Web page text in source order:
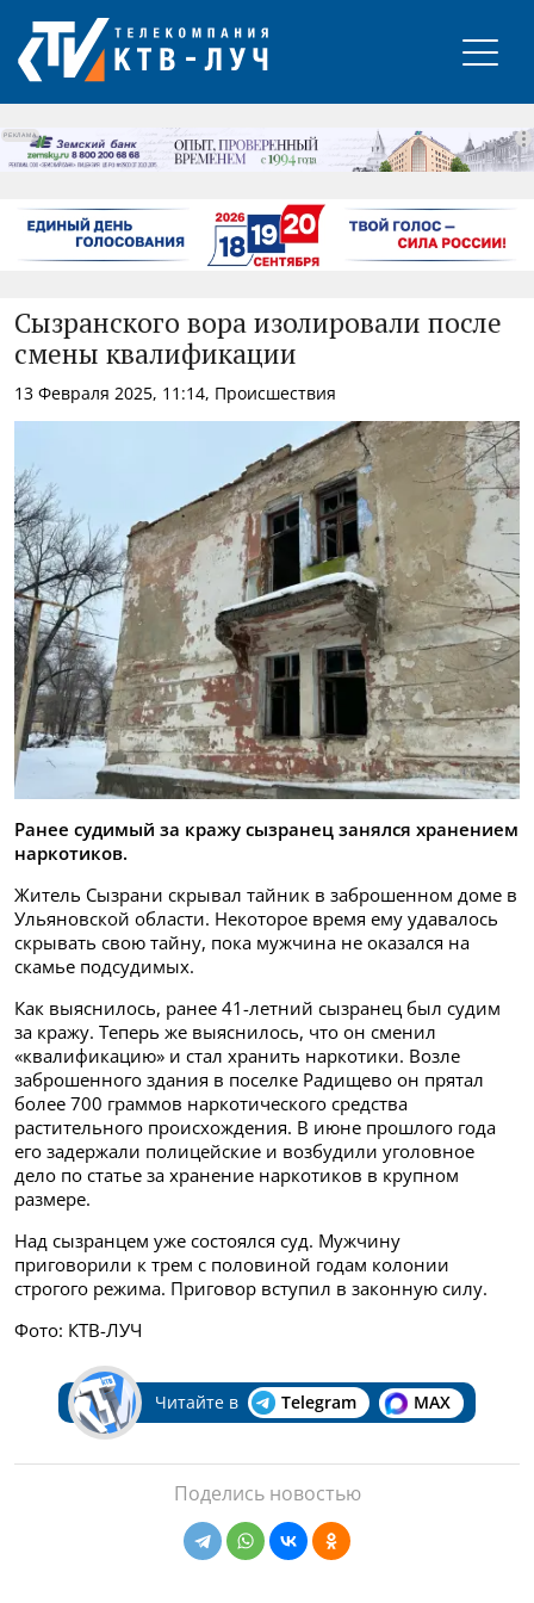
РЕКЛАМА
Сызранского вора изолировали после
смены квалификации
13 Февраля 2025, 11:14, Происшествия
Ранее судимый за кражу сызранец занялся хранением
наркотиков.
Житель Сызрани скрывал тайник в заброшенном доме в
Ульяновской области. Некоторое время ему удавалось
скрывать свою тайну, пока мужчина не оказался на
скамье подсудимых.
Как выяснилось, ранее 41-летний сызранец был судим
за кражу. Теперь же выяснилось, что он сменил
«квалификацию» и стал хранить наркотики. Возле
заброшенного здания в поселке Радищево он прятал
более 700 граммов наркотического средства
растительного происхождения. В июне прошлого года
его задержали полицейские и возбудили уголовное
дело по статье за хранение наркотиков в крупном
размере.
Над сызранцем уже состоялся суд. Мужчину
приговорили к трем с половиной годам колонии
строгого режима. Приговор вступил в законную силу.
Фото: КТВ-ЛУЧ
Читайте в Telegram MAX
Поделись новостью